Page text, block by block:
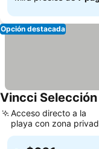
Opción destacada
Vincci
Acceso directo a la
playa con zona